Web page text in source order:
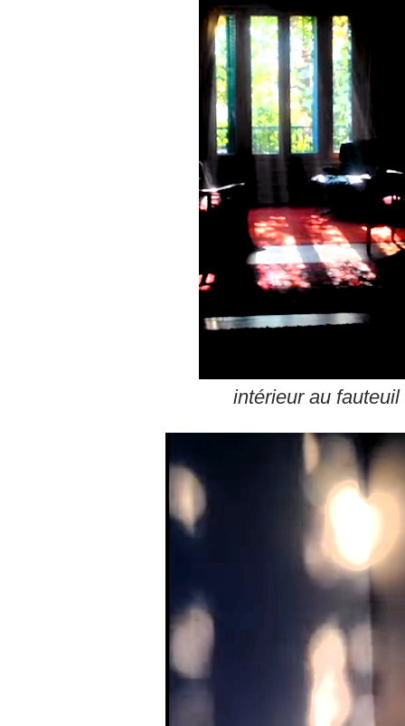
intérieur au fauteuil